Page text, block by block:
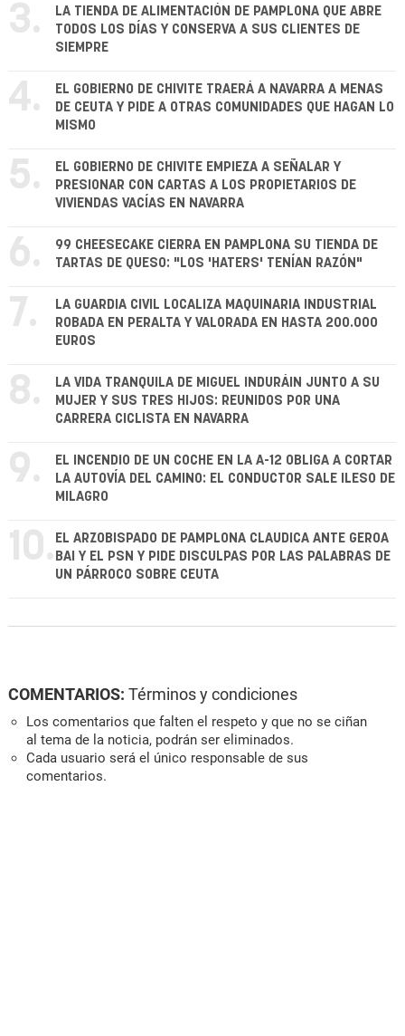
3.
LA TIENDA DE ALIMENTACIÓN DE PAMPLONA QUE ABRE
TODOS LOS DÍAS Y CONSERVA A SUS CLIENTES DE
SIEMPRE
4.
EL GOBIERNO DE CHIVITE TRAERÁ A NAVARRA A MENAS
DE CEUTA Y PIDE A OTRAS COMUNIDADES QUE HAGAN LO
MISMO
5.
EL GOBIERNO DE CHIVITE EMPIEZA A SEÑALAR Y
PRESIONAR CON CARTAS A LOS PROPIETARIOS DE
VIVIENDAS VACÍAS EN NAVARRA
6.
99 CHEESECAKE CIERRA EN PAMPLONA SU TIENDA DE
TARTAS DE QUESO: "LOS 'HATERS' TENÍAN RAZÓN"
7.
LA GUARDIA CIVIL LOCALIZA MAQUINARIA INDUSTRIAL
ROBADA EN PERALTA Y VALORADA EN HASTA 200.000
EUROS
8.
LA VIDA TRANQUILA DE MIGUEL INDURÁIN JUNTO A SU
MUJER Y SUS TRES HIJOS: REUNIDOS POR UNA
CARRERA CICLISTA EN NAVARRA
9.
EL INCENDIO DE UN COCHE EN LA A-12 OBLIGA A CORTAR
LA AUTOVÍA DEL CAMINO: EL CONDUCTOR SALE ILESO DE
MILAGRO
10. EL ARZOBISPADO DE PAMPLONA CLAUDICA ANTE GEROA
BAI Y EL PSN Y PIDE DISCULPAS POR LAS PALABRAS DE
UN PÁRROCO SOBRE CEUTA
COMENTARIOS: Términos y condiciones
Los comentarios que falten el respeto y que no se ciñan
al tema de la noticia, podrán ser eliminados.
Cada usuario será el único responsable de sus
comentarios.